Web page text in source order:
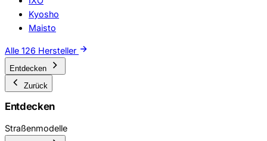
Kyosho
Maisto
Alle 126 Hersteller
Entdecken
Zurück
Entdecken
Straßenmodelle